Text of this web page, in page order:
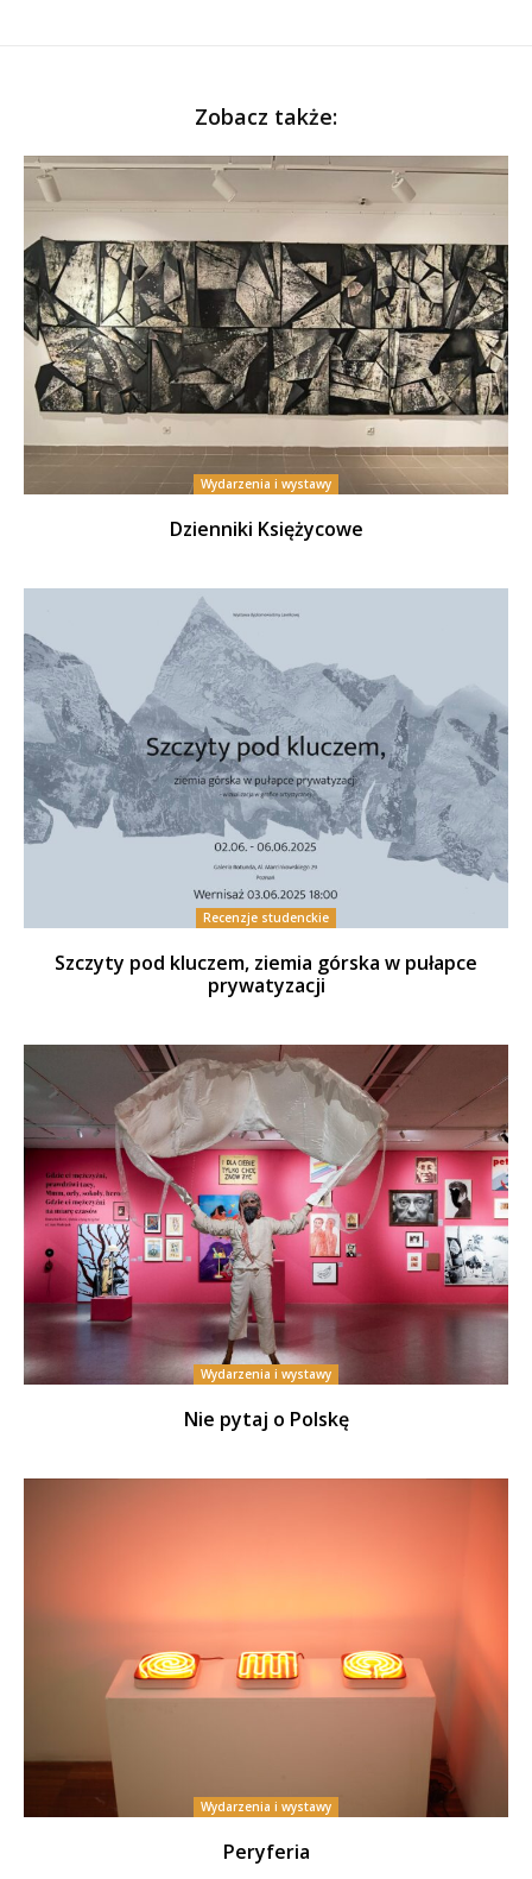
Zobacz także:
Wydarzenia i wystawy
Dzienniki Księżycowe
Recenzje studenckie
Szczyty pod kluczem, ziemia górska w pułapce
prywatyzacji
Wydarzenia i wystawy
Nie pytaj o Polskę
Wydarzenia i wystawy
Peryferia